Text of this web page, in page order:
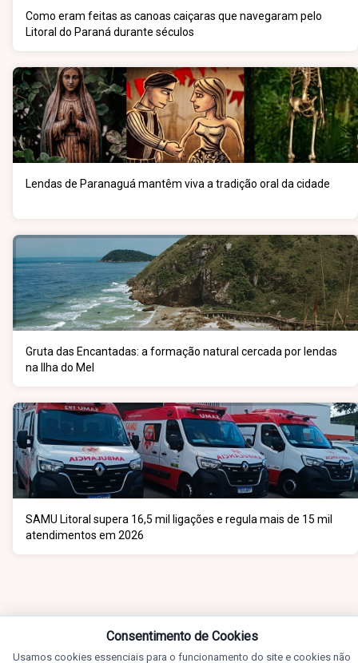
Como eram feitas as canoas caiçaras que navegaram pelo
Litoral do Paraná durante séculos
Lendas de Paranaguá mantêm viva a tradição oral da cidade
Gruta das Encantadas: a formação natural cercada por lendas
na Ilha do Mel
SAMU Litoral supera 16,5 mil ligações e regula mais de 15 mil
atendimentos em 2026
Consentimento de Cookies
Usamos cookies essenciais para o funcionamento do site e cookies não